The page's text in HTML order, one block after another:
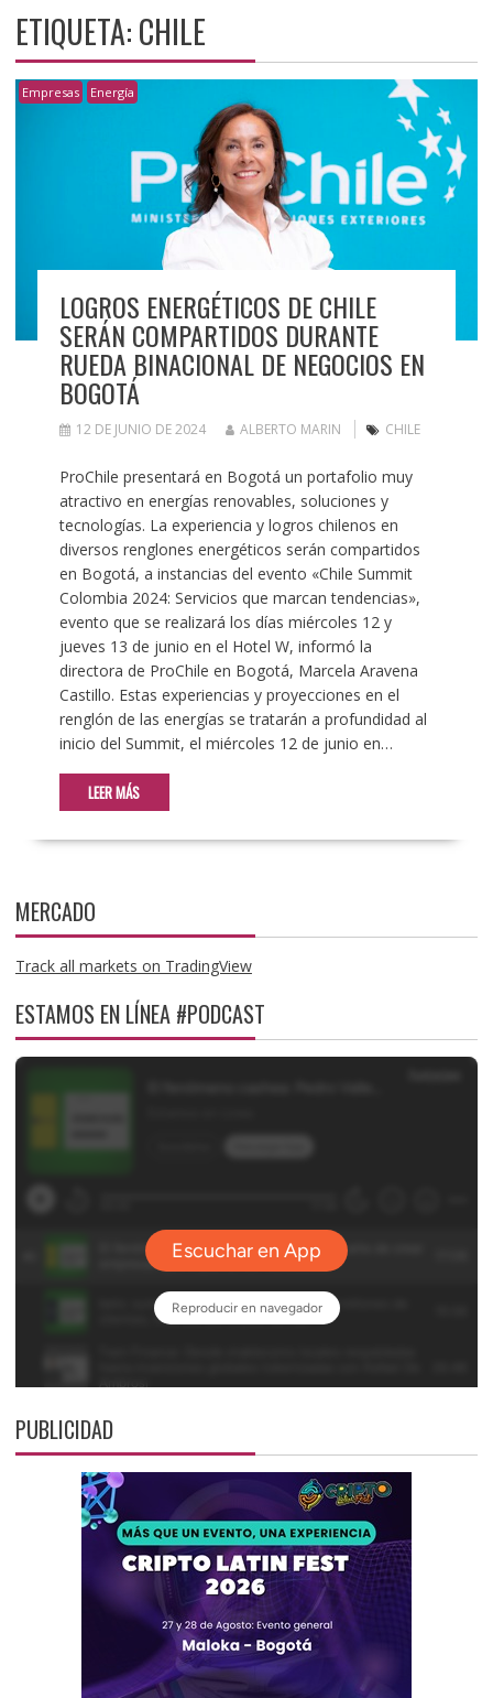
ETIQUETA:CHILE
Empresas Energía
LOGROS ENERGÉTICOS DE CHILE
SERÁN COMPARTIDOS DURANTE
RUEDA BINACIONAL DE NEGOCIOS EN
BOGOTÁ
12 DE JUNIO DE 2024 ALBERTO MARIN CHILE
ProChile presentará en Bogotá un portafolio muy
atractivo en energías renovables, soluciones y
tecnologías. La experiencia y logros chilenos en
diversos renglones energéticos serán compartidos
en Bogotá, a instancias del evento «Chile Summit
Colombia 2024: Servicios que marcan tendencias»,
evento que se realizará los días miércoles 12 y
jueves 13 de junio en el Hotel W, informó la
directora de ProChile en Bogotá, Marcela Aravena
Castillo. Estas experiencias y proyecciones en el
renglón de las energías se tratarán a profundidad al
inicio del Summit, el miércoles 12 de junio en…
LEER MÁS
MERCADO
Track all markets on TradingView
ESTAMOS EN LÍNEA #PODCAST
PUBLICIDAD